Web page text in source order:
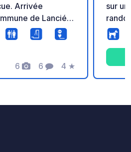
Arrivée
de Lancié,
est possible
déconseillé en
mardi au samedi de
6
Photos
6
Commentaires
4
Note
★
sur
vous
base
panel